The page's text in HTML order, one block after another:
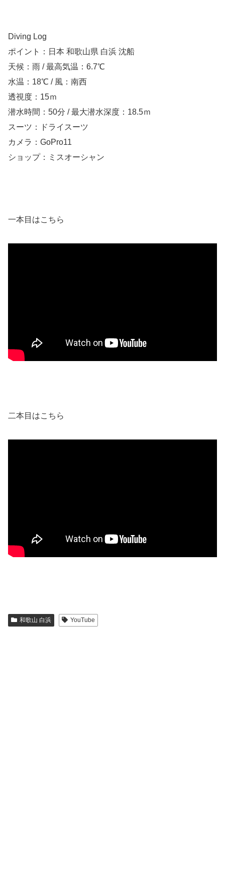
Diving Log
ポイント：日本 和歌山県 白浜 沈船
天候：雨 / 最高気温：6.7℃
水温：18℃ / 風：南西
透視度：15ｍ
潜水時間：50分 / 最大潜水深度：18.5ｍ
スーツ：ドライスーツ
カメラ：GoPro11
ショップ：ミスオーシャン
一本目はこちら
二本目はこちら
和歌山 白浜 YouTube